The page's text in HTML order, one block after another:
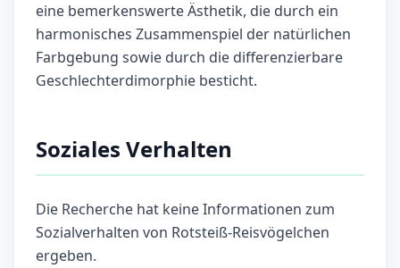
eine bemerkenswerte Ästhetik, die durch ein
harmonisches Zusammenspiel der natürlichen
Farbgebung sowie durch die differenzierbare
Geschlechterdimorphie besticht.
Soziales Verhalten
Die Recherche hat keine Informationen zum
Sozialverhalten von Rotsteiß-Reisvögelchen
ergeben.